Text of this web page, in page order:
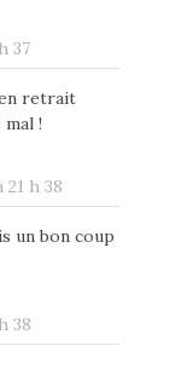
37
retrait
!
21 h 38
un bon coup
38